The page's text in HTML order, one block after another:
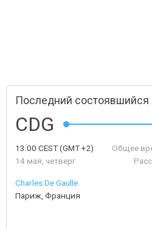
Последний состоявшийся
CDG
13:00 CEST(GMT +2)
14 мая, четверг
Общее
Charles De Gaulle
Париж, Франция